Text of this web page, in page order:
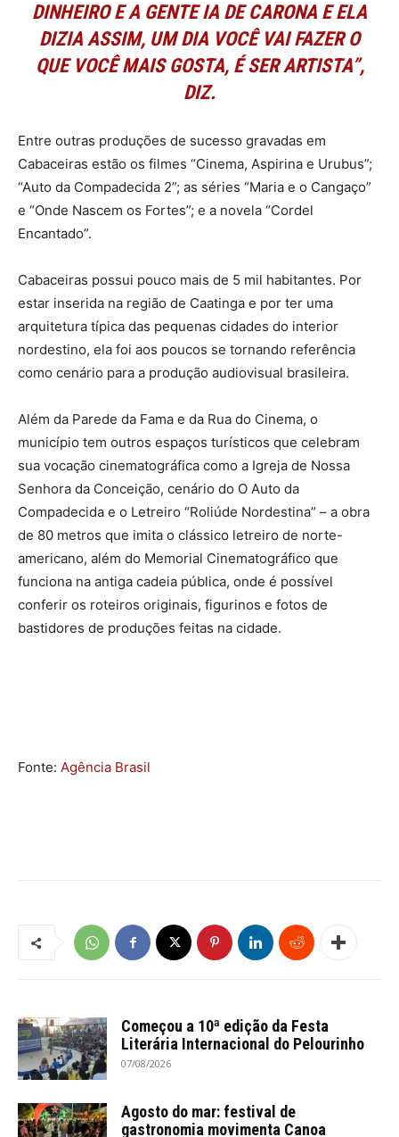
DINHEIRO E A GENTE IA DE CARONA E ELA
DIZIA ASSIM, UM DIA VOCÊ VAI FAZER O
QUE VOCÊ MAIS GOSTA, É SER ARTISTA”,
DIZ.
Entre outras produções de sucesso gravadas em
Cabaceiras estão os filmes “Cinema, Aspirina e Urubus”;
“Auto da Compadecida 2”; as séries “Maria e o Cangaço”
e “Onde Nascem os Fortes”; e a novela “Cordel
Encantado”.
Cabaceiras possui pouco mais de 5 mil habitantes. Por
estar inserida na região de Caatinga e por ter uma
arquitetura típica das pequenas cidades do interior
nordestino, ela foi aos poucos se tornando referência
como cenário para a produção audiovisual brasileira.
Além da Parede da Fama e da Rua do Cinema, o
município tem outros espaços turísticos que celebram
sua vocação cinematográfica como a Igreja de Nossa
Senhora da Conceição, cenário do O Auto da
Compadecida e o Letreiro “Roliúde Nordestina” – a obra
de 80 metros que imita o clássico letreiro de norte-
americano, além do Memorial Cinematográfico que
funciona na antiga cadeia pública, onde é possível
conferir os roteiros originais, figurinos e fotos de
bastidores de produções feitas na cidade.
Fonte: Agência Brasil
Começou a 10ª edição da Festa
Literária Internacional do Pelourinho
07/08/2026
Agosto do mar: festival de
gastronomia movimenta Canoa